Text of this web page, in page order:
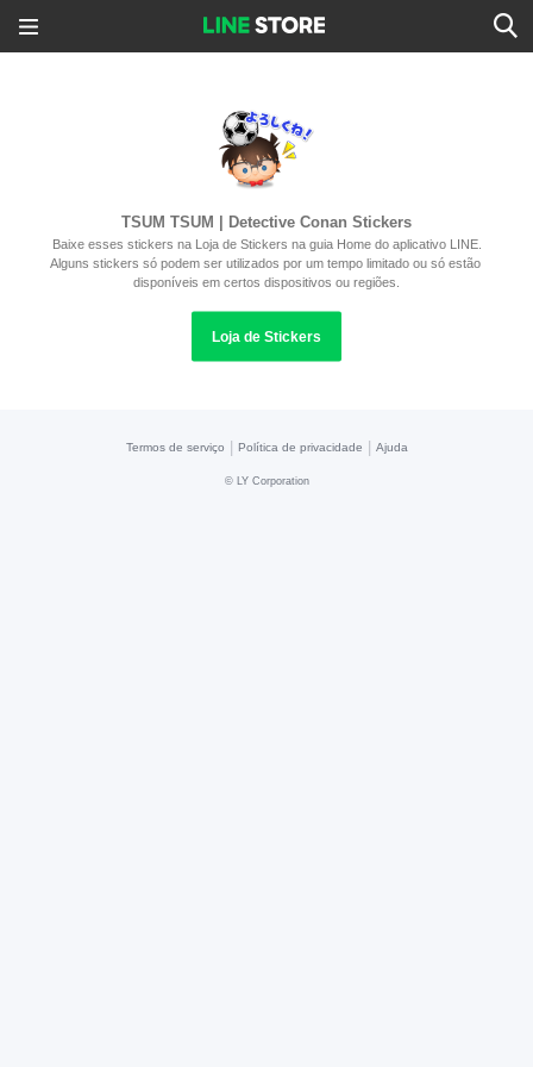
TSUM TSUM | Detective Conan Stickers
Baixe esses stickers na Loja de Stickers na guia Home do aplicativo LINE.
Alguns stickers só podem ser utilizados por um tempo limitado ou só estão
disponíveis em certos dispositivos ou regiões.
Loja de Stickers
Termos de serviço Política de privacidade Ajuda
© LY Corporation